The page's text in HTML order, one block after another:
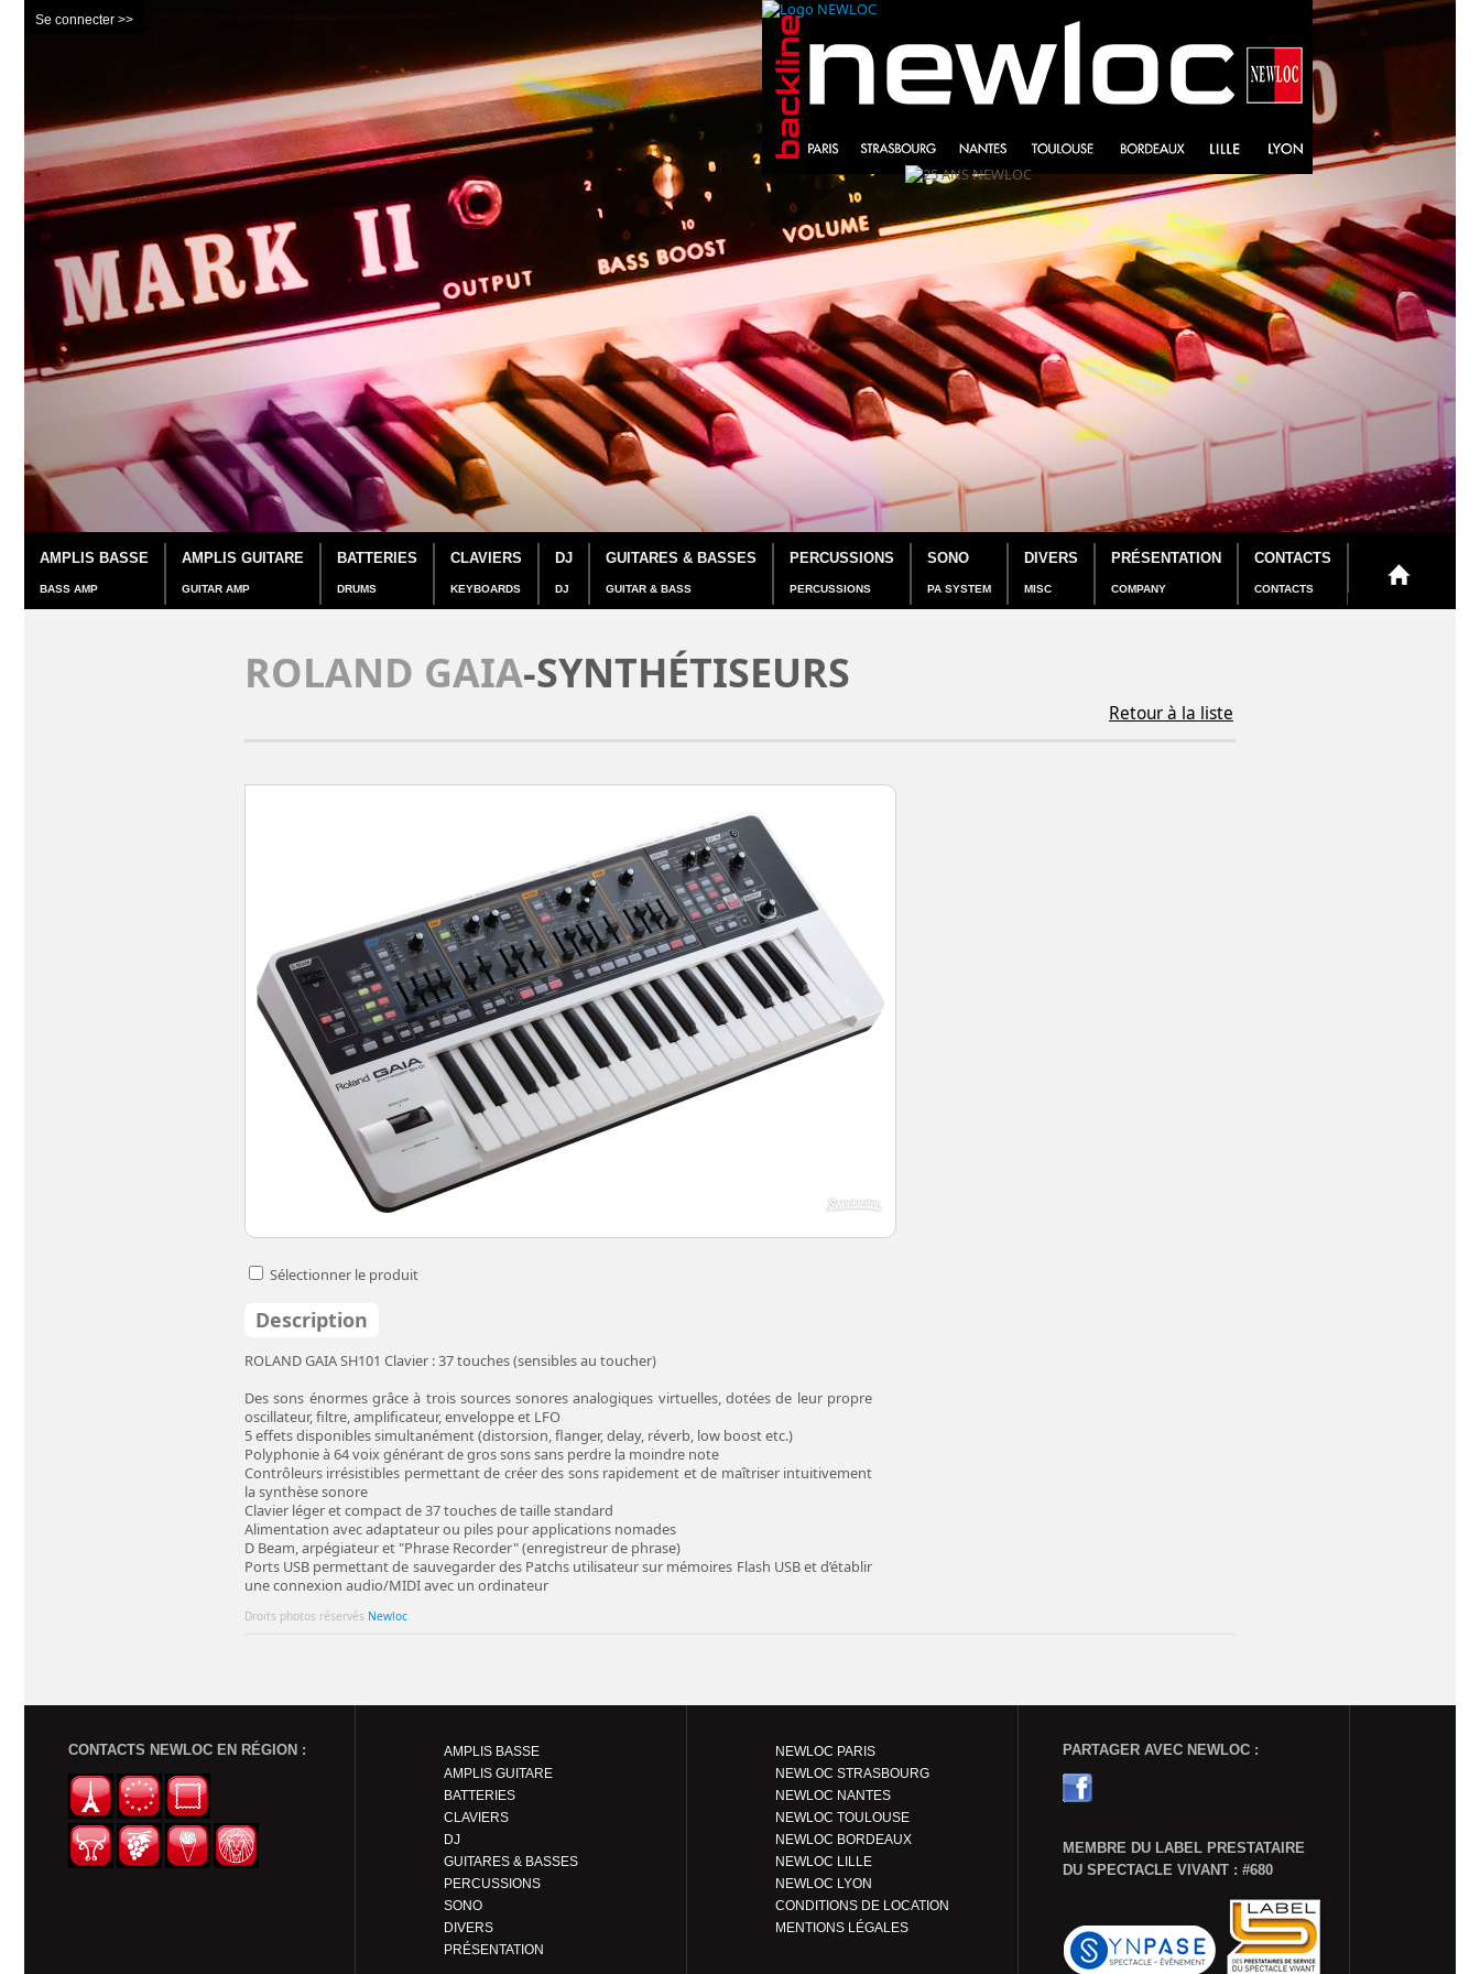
Se connecter >>
AMPLIS BASSE
BASS AMP
AMPLIS GUITARE
GUITAR AMP
BATTERIES
DRUMS
CLAVIERS
KEYBOARDS
DJ
DJ
GUITARES & BASSES
GUITAR & BASS
PERCUSSIONS
PERCUSSIONS
SONO
PA SYSTEM
DIVERS
MISC
PRÉSENTATION
COMPANY
CONTACTS
CONTACTS
ROLAND GAIA-SYNTHÉTISEURS
Retour à la liste
Sélectionner le produit
Description
ROLAND GAIA SH101 Clavier : 37 touches (sensibles au toucher)
Des sons énormes grâce à trois sources sonores analogiques virtuelles, dotées de leur propre
oscillateur, filtre, amplificateur, enveloppe et LFO
5 effets disponibles simultanément (distorsion, flanger, delay, réverb, low boost etc.)
Polyphonie à 64 voix générant de gros sons sans perdre la moindre note
Contrôleurs irrésistibles permettant de créer des sons rapidement et de maîtriser intuitivement
la synthèse sonore
Clavier léger et compact de 37 touches de taille standard
Alimentation avec adaptateur ou piles pour applications nomades
D Beam, arpégiateur et "Phrase Recorder" (enregistreur de phrase)
Ports USB permettant de sauvegarder des Patchs utilisateur sur mémoires Flash USB et d’établir
une connexion audio/MIDI avec un ordinateur
Droits photos réservés Newloc
CONTACTS NEWLOC EN RÉGION :
AMPLIS BASSE
AMPLIS GUITARE
BATTERIES
CLAVIERS
DJ
GUITARES & BASSES
PERCUSSIONS
SONO
DIVERS
PRÉSENTATION
NEWLOC PARIS
NEWLOC STRASBOURG
NEWLOC NANTES
NEWLOC TOULOUSE
NEWLOC BORDEAUX
NEWLOC LILLE
NEWLOC LYON
CONDITIONS DE LOCATION
MENTIONS LÉGALES
PARTAGER AVEC NEWLOC :
MEMBRE DU LABEL PRESTATAIRE
DU SPECTACLE VIVANT : #680